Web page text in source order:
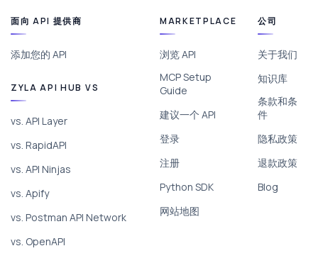
面向 API 提供商
添加您的 API
ZYLA API HUB VS
vs. API Layer
vs. RapidAPI
vs. API Ninjas
vs. Apify
vs. Postman API Network
vs. OpenAPI
MARKETPLACE
浏览 API
MCP Setup
Guide
建议一个 API
登录
注册
Python SDK
网站地图
公司
关于我们
知识库
条款和条
件
隐私政策
退款政策
Blog